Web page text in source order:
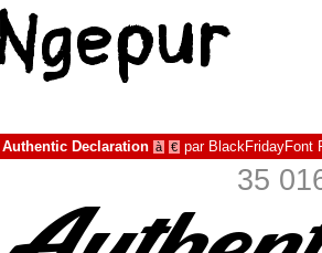
Authentic Declaration à € par BlackFridayFont
35